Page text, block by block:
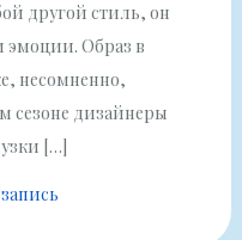
другой стиль, он
эмоции. Образ в
несомненно,
сезоне дизайнеры
[…]